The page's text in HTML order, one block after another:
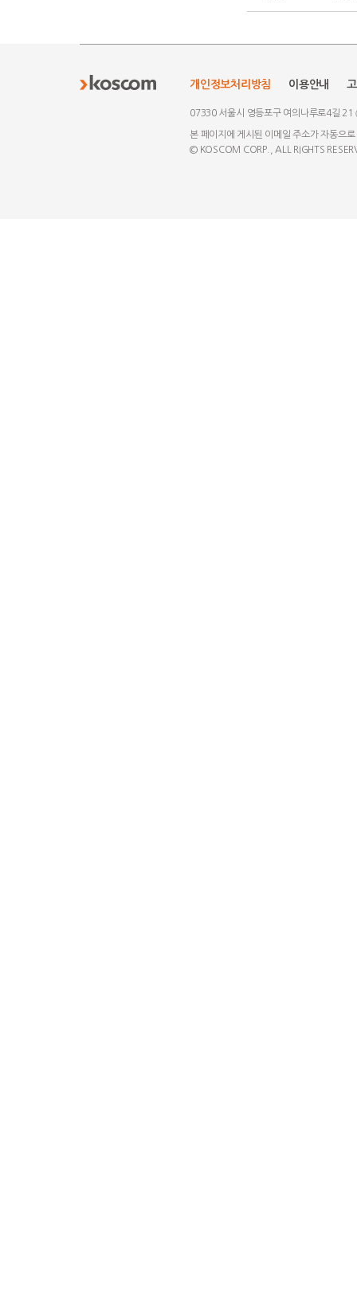
개인정보처리방침 이용안내
07330 서울시 영등포구 여의나루로4길 21
본 페이지에 게시된 이메일 주소가 자동으
© KOSCOM CORP., ALL RIGHTS